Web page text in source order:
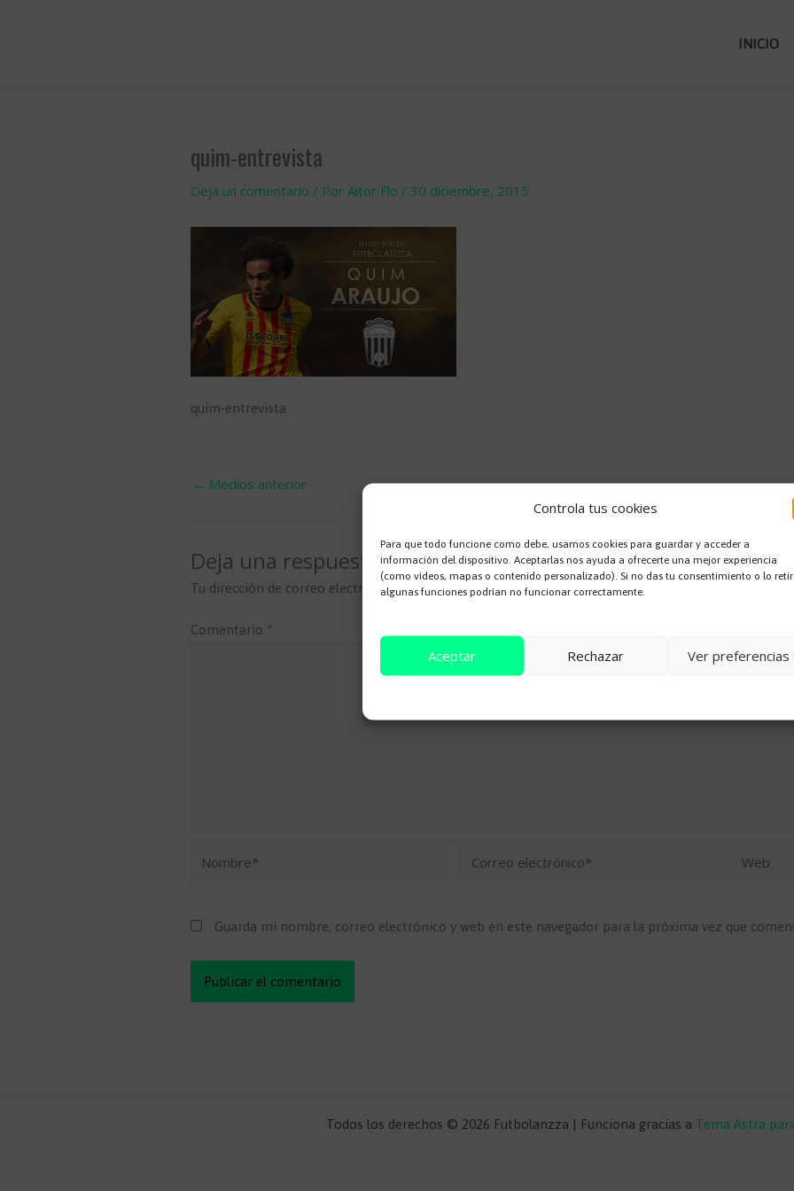
Controla tus cookies
Para que todo funcione como debe, usamos cookies para guardar y acceder a
información del dispositivo. Aceptarlas nos ayuda a ofrecerte una mejor experiencia
(como vídeos, mapas o contenido personalizado). Si no das tu consentimiento o lo
algunas funciones podrían no funcionar correctamente.
Aceptar Rechazar Ver preferencias
INICIO
quim-entrevista
Deja un comentario / Por Aitor Flo / 30 diciembre, 2015
quim-entrevista
← Medios anterior
Deja una respuesta
Tu dirección de correo electrónico no será publicada. Los campos obligatorios están marcados con
Comentario *
electrónico*
Guarda mi nombre, correo electrónico y web en este navegador para la próxima vez que
Todos los derechos © 2026 Futbolanzza | Funciona gracias a Tema Astra